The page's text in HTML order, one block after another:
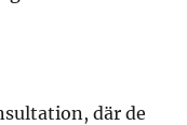
där de